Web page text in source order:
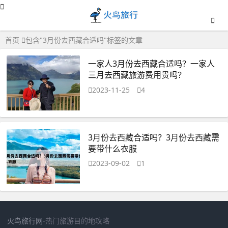
首页 包含"3月份去西藏合适吗"标签的文章
一家人3月份去西藏合适吗？一家人
三月去西藏旅游费用贵吗？
2023-11-25 4
3月份去西藏合适吗？3月份去西藏需
要带什么衣服
2023-09-02 1
火鸟旅行网-热门旅游目的地攻略